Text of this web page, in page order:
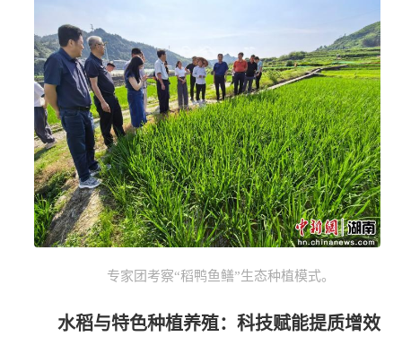
专家团考察“稻鸭鱼鳝”生态种植模式。
水稻与特色种植养殖：科技赋能提质增效